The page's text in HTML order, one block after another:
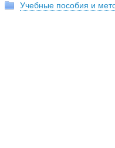
Учебные пособия и